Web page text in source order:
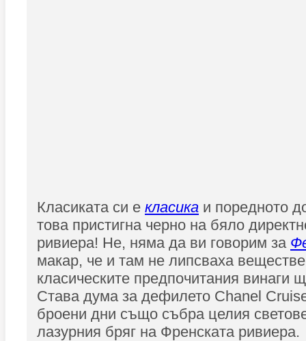
Класиката си е класика и поредното
това пристигна черно на бяло
ривиера! Не, няма да ви говорим за
макар, че и там не липсваха
класическите предпочитания винаги
Става дума за дефилето Chanel
броени дни също събра целия
лазурния бряг на Френската ривиера.